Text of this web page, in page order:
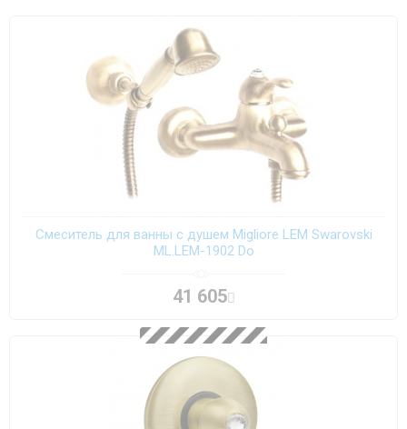
Смеситель для ванны с душем Migliore LEM Swarovski
ML.LEM-1902 Do
41 605